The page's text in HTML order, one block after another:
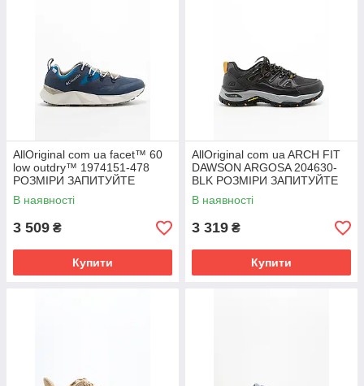
AllOriginal com ua facet™ 60
low outdry™ 1974151-478
РОЗМІРИ ЗАПИТУЙТЕ
В наявності
3 509 ₴
Купити
AllOriginal com ua ARCH FIT
DAWSON ARGOSA 204630-
BLK РОЗМІРИ ЗАПИТУЙТЕ
В наявності
3 319 ₴
Купити